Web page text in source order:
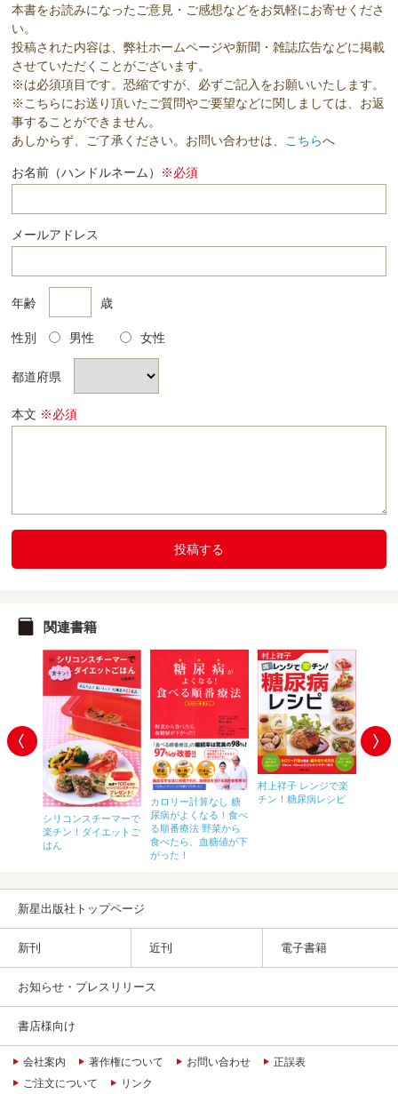
本書をお読みになったご意見・ご感想などをお気軽にお寄せくださ
い。
投稿された内容は、弊社ホームページや新聞・雑誌広告などに掲載
させていただくことがございます。
※は必須項目です。恐縮ですが、必ずご記入をお願いいたします。
※こちらにお送り頂いたご質問やご要望などに関しましては、お返
事することができません。
あしからず、ご了承ください。お問い合わせは、 こちらへ
お名前（ハンドルネーム） ※必須
メールアドレス
年齢 歳
性別 男性 女性
都道府県
本文 ※必須
投稿する
関連書籍
シリコンスチーマーで
楽チン！ダイエットご
はん
カロリー計算なし 糖
尿病がよくなる！食べ
る順番療法 野菜から
食べたら、血糖値が下
がった！
村上祥子 レンジで楽
チン！糖尿病レシピ
新星出版社トップページ
新刊 近刊 電子書籍
お知らせ・プレスリリース
書店様向け
会社案内 著作権について お問い合わせ
正誤表
ご注文について
リンク